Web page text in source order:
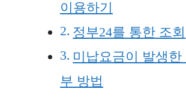
이용하기
정부24를 통한 조회
미납요금이 발생한
부 방법